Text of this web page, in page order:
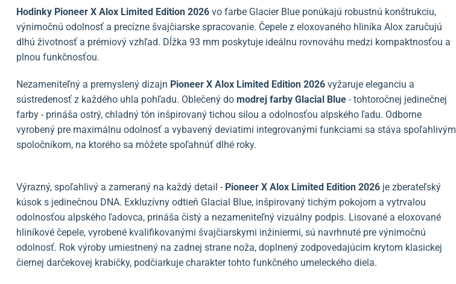
Hodinky Pioneer X Alox Limited Edition 2026 vo farbe Glacier Blue ponúkajú robustnú konštrukciu,
výnimočnú odolnosť a precízne švajčiarske spracovanie. Čepele z eloxovaného hliníka Alox zaručujú
dlhú životnosť a prémiový vzhľad. Dĺžka 93 mm poskytuje ideálnu rovnováhu medzi kompaktnosťou a
plnou funkčnosťou.
Nezameniteľný a premyslený dizajn Pioneer X Alox Limited Edition 2026 vyžaruje eleganciu a
sústredenosť z každého uhla pohľadu. Oblečený do modrej farby Glacial Blue - tohtoročnej jedinečnej
farby - prináša ostrý, chladný tón inšpirovaný tichou silou a odolnosťou alpského ľadu. Odborne
vyrobený pre maximálnu odolnosť a vybavený deviatimi integrovanými funkciami sa stáva spoľahlivým
spoločníkom, na ktorého sa môžete spoľahnúť dlhé roky.
Výrazný, spoľahlivý a zameraný na každý detail - Pioneer X Alox Limited Edition 2026 je zberateľský
kúsok s jedinečnou DNA. Exkluzívny odtieň Glacial Blue, inšpirovaný tichým pokojom a vytrvalou
odolnosťou alpského ľadovca, prináša čistý a nezameniteľný vizuálny podpis. Lisované a eloxované
hliníkové čepele, vyrobené kvalifikovanými švajčiarskymi inžiniermi, sú navrhnuté pre výnimočnú
odolnosť. Rok výroby umiestnený na zadnej strane noža, doplnený zodpovedajúcim krytom klasickej
čiernej darčekovej krabičky, podčiarkuje charakter tohto funkčného umeleckého diela.